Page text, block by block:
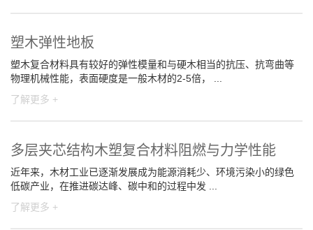
塑木弹性地板
塑木复合材料具有较好的弹性模量和与硬木相当的抗压、抗弯曲等
物理机械性能，表面硬度是一般木材的2-5倍， ...
了解更多 +
多层夹芯结构木塑复合材料阻燃与力学性能
近年来，木材工业已逐渐发展成为能源消耗少、环境污染小的绿色
低碳产业，在推进碳达峰、碳中和的过程中发 ...
了解更多 +